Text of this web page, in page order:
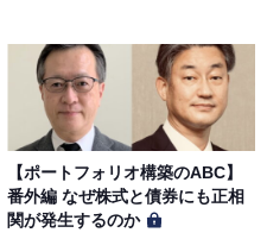
【ポートフォリオ構築のABC】
番外編 なぜ株式と債券にも正相
関が発生するのか